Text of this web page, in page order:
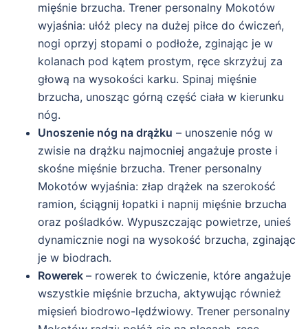
mięśnie brzucha. Trener personalny Mokotów
wyjaśnia: ułóż plecy na dużej piłce do ćwiczeń,
nogi oprzyj stopami o podłoże, zginając je w
kolanach pod kątem prostym, ręce skrzyżuj za
głową na wysokości karku. Spinaj mięśnie
brzucha, unosząc górną część ciała w kierunku
nóg.
Unoszenie nóg na drążku – unoszenie nóg w
zwisie na drążku najmocniej angażuje proste i
skośne mięśnie brzucha. Trener personalny
Mokotów wyjaśnia: złap drążek na szerokość
ramion, ściągnij łopatki i napnij mięśnie brzucha
oraz pośladków. Wypuszczając powietrze, unieś
dynamicznie nogi na wysokość brzucha, zginając
je w biodrach.
Rowerek – rowerek to ćwiczenie, które angażuje
wszystkie mięśnie brzucha, aktywując również
mięsień biodrowo-lędźwiowy. Trener personalny